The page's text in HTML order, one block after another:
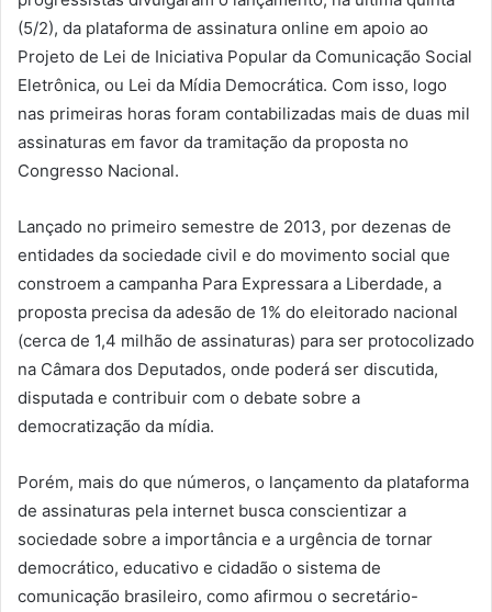
(5/2), da plataforma de assinatura online em apoio ao
Projeto de Lei de Iniciativa Popular da Comunicação Social
Eletrônica, ou Lei da Mídia Democrática. Com isso, logo
nas primeiras horas foram contabilizadas mais de duas mil
assinaturas em favor da tramitação da proposta no
Congresso Nacional.
Lançado no primeiro semestre de 2013, por dezenas de
entidades da sociedade civil e do movimento social que
constroem a campanha Para Expressara a Liberdade, a
proposta precisa da adesão de 1% do eleitorado nacional
(cerca de 1,4 milhão de assinaturas) para ser protocolizado
na Câmara dos Deputados, onde poderá ser discutida,
disputada e contribuir com o debate sobre a
democratização da mídia.
Porém, mais do que números, o lançamento da plataforma
de assinaturas pela internet busca conscientizar a
sociedade sobre a importância e a urgência de tornar
democrático, educativo e cidadão o sistema de
comunicação brasileiro, como afirmou o secretário-